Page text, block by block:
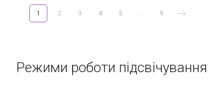
1 2 3 4 5 9
Режими роботи підсвічування